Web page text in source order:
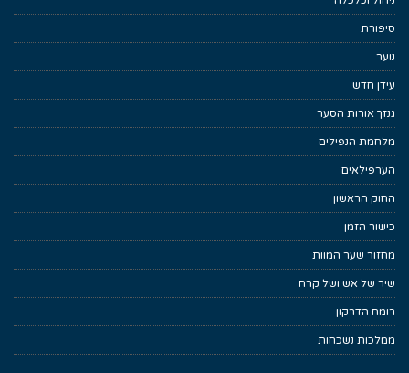
סיפורת
נוער
עידן חדש
גנזך אורות הסער
מלחמת הנפילים
הערפילאים
החוק הראשון
כישור הזמן
מחזור שער המוות
שיר של אש ושל קרח
רומח הדרקון
ממלכות נשכחות